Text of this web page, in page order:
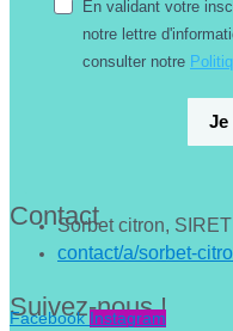
En validant votre
notre lettre
consulter notre
Je
ContactSorbet citron,
contact/a/sorbet-
Suivez-nous !
Facebook Instagram